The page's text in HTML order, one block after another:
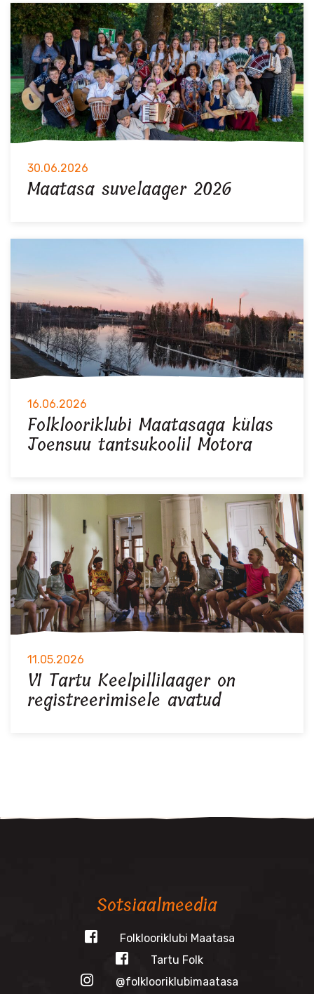
30.06.2026
Maatasa suvelaager 2026
16.06.2026
Folklooriklubi Maatasaga külas
Joensuu tantsukoolil Motora
11.05.2026
VI Tartu Keelpillilaager on
registreerimisele avatud
Sotsiaalmeedia
Folklooriklubi Maatasa
Tartu Folk
@folklooriklubimaatasa